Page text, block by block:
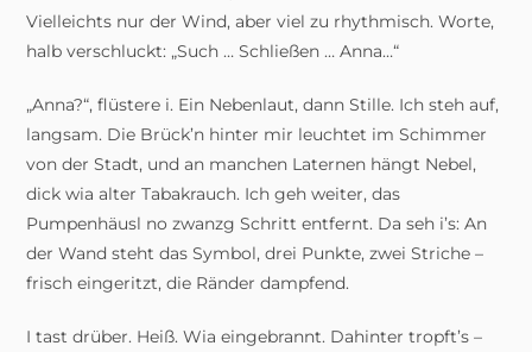
Vielleichts nur der Wind, aber viel zu rhythmisch. Worte,
halb verschluckt: „Such … Schließen … Anna…“
„Anna?“, flüstere i. Ein Nebenlaut, dann Stille. Ich steh auf,
langsam. Die Brück’n hinter mir leuchtet im Schimmer
von der Stadt, und an manchen Laternen hängt Nebel,
dick wia alter Tabakrauch. Ich geh weiter, das
Pumpenhäusl no zwanzg Schritt entfernt. Da seh i’s: An
der Wand steht das Symbol, drei Punkte, zwei Striche –
frisch eingeritzt, die Ränder dampfend.
I tast drüber. Heiß. Wia eingebrannt. Dahinter tropft’s –